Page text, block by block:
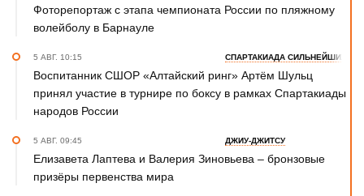
Фоторепортаж с этапа чемпионата России по пляжному
волейболу в Барнауле
5 АВГ. 10:15 СПАРТАКИАДА СИЛЬНЕЙШИХ
Воспитанник СШОР «Алтайский ринг» Артём Шульц
принял участие в турнире по боксу в рамках Спартакиады
народов России
5 АВГ. 09:45 ДЖИУ-ДЖИТСУ
Елизавета Лаптева и Валерия Зиновьева – бронзовые
призёры первенства мира